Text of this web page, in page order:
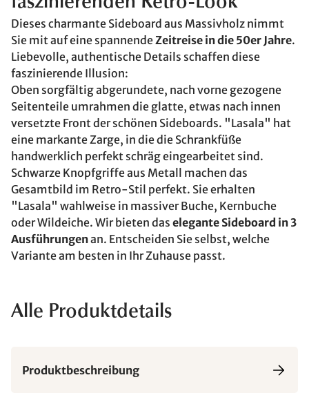
Dieses charmante Sideboard aus Massivholz nimmt
Sie mit auf eine spannendeZeitreise in die 50er Jahre.
Liebevolle, authentische Details schaffen diese
faszinierende Illusion:
Oben sorgfältig abgerundete, nach vorne gezogene
Seitenteile umrahmen die glatte, etwas nach innen
versetzte Front der schönen Sideboards. "Lasala" hat
eine markante Zarge, in die die Schrankfüße
handwerklich perfekt schräg eingearbeitet sind.
Schwarze Knopfgriffe aus Metall machen das
Gesamtbild im Retro-Stil perfekt. Sie erhalten
"Lasala" wahlweise in massiver Buche, Kernbuche
oder Wildeiche. Wir bieten das elegante Sideboard in 3
Ausführungenan. Entscheiden Sie selbst, welche
Variante am besten in Ihr Zuhause passt.
Alle Produktdetails
Produktbeschreibung